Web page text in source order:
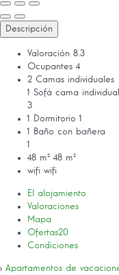
Descripción
Valoración 8.3
Ocupantes 4
2 Camas individuales
1 Sofá cama individual
3
1 Dormitorio 1
1 Baño con bañera
1
48 m² 48 m²
wifi wifi
El alojamiento
Valoraciones
Mapa
Ofertas20
Condiciones
› Apartamentos de